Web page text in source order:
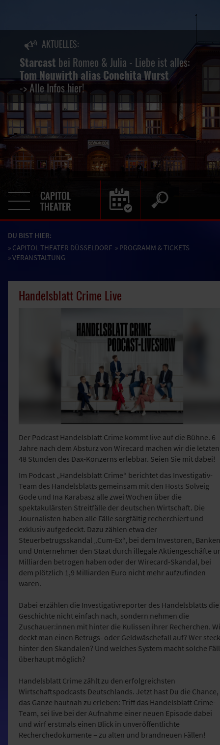
AKTUELLES:
Starcast bei Romeo & Julia - Liebe ist alles:
Tom Neuwirth alias Conchita Wurst
-> Alle Infos hier!
DU BIST HIER:
» CAPITOL THEATER DÜSSELDORF » PROGRAMM & TICKETS
» VERANSTALTUNG
Handelsblatt Crime Live
Der Podcast Handelsblatt Crime kommt live auf die Bühne. 6
Jahre nach dem Absturz von Wirecard machen wir die letzten
48 Stunden des Dax-Konzerns erlebbar. Seien Sie mit dabei!
Im Podcast „Handelsblatt Crime“ berichtet das Investigativ-
Team des Handelsblatts gemeinsam mit den Hosts Solveig
Gode und Ina Karabasz alle zwei Wochen über die
spektakulärsten Streitfälle der deutschen Wirtschaft. Die
Journalisten haben alle Fälle sorgfältig recherchiert und
exklusiv aufgedeckt. Dazu zählen etwa der
Steuerbetrugsskandal „Cum-Ex“, bei dem Investoren, Banken
und Unternehmer den Staat durch illegale Aktiengeschäfte
Milliarden betrogen haben oder der Wirecard-Skandal, bei
dem plötzlich 1,9 Milliarden Euro nicht mehr aufzufinden
waren.
Dabei erzählen die Investigativreporter des Handelsblatts die
Geschichte nicht einfach nach, sondern nehmen die
Zuschauer:innen mit hinter die Kulissen ihrer Recherchen.
deckt man einen Betrugs- oder Geldwäschefall auf? Wer
hinter den Skandalen? Und welches System macht solche
überhaupt möglich?
Handelsblatt Crime zählt zu den erfolgreichsten
Wirtschaftspodcasts Deutschlands. Jetzt hast Du die Chance,
das Ganze hautnah zu erleben: Triff das Handelsblatt Crime-
Team, sei live bei der Aufnahme einer neuen Episode dabei
und wirf erstmals einen Blick in unveröffentlichte
Recherchedokumente – zu alten und brandneuen Fällen!